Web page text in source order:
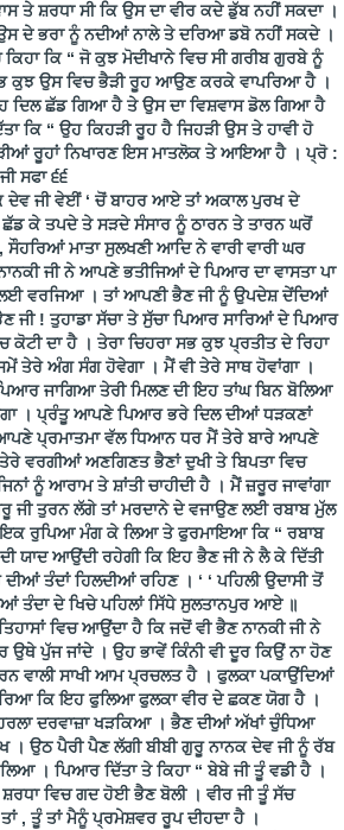
ਤੇ ਸ਼ਰਧਾ ਸੀ ਕਿ ਉਸ ਦਾ ਵੀਰ ਕਦੇ ਡੁੱਬ ਨਹੀਂ ਸਕਦਾ ।
ਦੇ ਭਰਾ ਨੂੰ ਨਦੀਆਂ ਨਾਲੇ ਤੇ ਦਰਿਆ ਡਬੋ ਨਹੀਂ ਸਕਦੇ ।
ਕਿ “ ਜੋ ਕੁਝ ਮੋਦੀਖਾਨੇ ਵਿਚ ਸੀ ਗਰੀਬ ਗੁਰਬੇ ਨੂੰ
ਕੁਝ ਉਸ ਵਿਚ ਭੈੜੀ ਰੂਹ ਆਉਣ ਕਰਕੇ ਵਾਪਰਿਆ ਹੈ ।
ਦਿਲ ਛੱਡ ਗਿਆ ਹੈ ਤੇ ਉਸ ਦਾ ਵਿਸ਼ਵਾਸ ਡੋਲ ਗਿਆ ਹੈ
ਕਿ “ ਉਹ ਕਿਹੜੀ ਰੂਹ ਹੈ ਜਿਹੜੀ ਉਸ ਤੇ ਹਾਵੀ ਹੋ
ਰੂਹਾਂ ਨਿਖਾਰਣ ਇਸ ਮਾਤਲੋਕ ਤੇ ਆਇਆ ਹੈ । ਪ੍ਰੋ :
ਸਫਾ ੬੬
ਦੇਵ ਜੀ ਵੇਈਂ ‘ ਚੋਂ ਬਾਹਰ ਆਏ ਤਾਂ ਅਕਾਲ ਪੁਰਖ ਦੇ
ਕੇ ਤਪਦੇ ਤੇ ਸੜਦੇ ਸੰਸਾਰ ਨੂੰ ਠਾਰਨ ਤੇ ਤਾਰਨ ਘਰੋਂ
ਮਾਤਾ ਸੁਲਖਣੀ ਆਦਿ ਨੇ ਵਾਰੀ ਵਾਰੀ ਘਰ
ਜੀ ਨੇ ਆਪਣੇ ਭਤੀਜਿਆਂ ਦੇ ਪਿਆਰ ਦਾ ਵਾਸਤਾ ਪਾ
ਵਰਜਿਆ । ਤਾਂ ਆਪਣੀ ਭੈਣ ਜੀ ਨੂੰ ਉਪਦੇਸ਼ ਦੇਂਦਿਆਂ
! ਤੁਹਾਡਾ ਸੱਚਾ ਤੇ ਸੁੱਚਾ ਪਿਆਰ ਸਾਰਿਆਂ ਦੇ ਪਿਆਰ
ਦਾ ਹੈ । ਤੇਰਾ ਚਿਹਰਾ ਸਭ ਕੁਝ ਪ੍ਰਤੀਤ ਦੇ ਰਿਹਾ
ਤੇਰੇ ਅੰਗ ਸੰਗ ਹੋਵੇਗਾ । ਮੈਂ ਵੀ ਤੇਰੇ ਸਾਥ ਹੋਵਾਂਗਾ ।
ਜਾਗਿਆ ਤੇਰੀ ਮਿਲਣ ਦੀ ਇਹ ਤਾਂਘ ਬਿਨ ਬੋਲਿਆ
। ਪ੍ਰੰਤੂ ਆਪਣੇ ਪਿਆਰ ਭਰੇ ਦਿਲ ਦੀਆਂ ਧੜਕਣਾਂ
ਪ੍ਰਮਾਤਮਾ ਵੱਲ ਧਿਆਨ ਧਰ ਮੈਂ ਤੇਰੇ ਬਾਰੇ ਆਪਣੇ
ਵਰਗੀਆਂ ਅਣਗਿਣਤ ਭੈਣਾਂ ਦੁਖੀ ਤੇ ਬਿਪਤਾ ਵਿਚ
ਨੂੰ ਆਰਾਮ ਤੇ ਸ਼ਾਂਤੀ ਚਾਹੀਦੀ ਹੈ । ਮੈਂ ਜ਼ਰੂਰ ਜਾਵਾਂਗਾ
ਜੀ ਤੁਰਨ ਲੱਗੇ ਤਾਂ ਮਰਦਾਨੇ ਦੇ ਵਜਾਉਣ ਲਈ ਰਬਾਬ ਮੁੱਲ
ਇਕ ਰੁਪਿਆ ਮੰਗ ਕੇ ਲਿਆ ਤੇ ਫੁਰਮਾਇਆ ਕਿ “ ਰਬਾਬ
ਯਾਦ ਆਉਂਦੀ ਰਹੇਗੀ ਕਿ ਇਹ ਭੈਣ ਜੀ ਨੇ ਲੈ ਕੇ ਦਿੱਤੀ
ਤੰਦਾਂ ਹਿਲਦੀਆਂ ਰਹਿਣ । ‘ ‘ ਪਹਿਲੀ ਉਦਾਸੀ ਤੋਂ
ਤੰਦਾ ਦੇ ਖਿਚੇ ਪਹਿਲਾਂ ਸਿੱਧੇ ਸੁਲਤਾਨਪੁਰ ਆਏ ॥
ਵਿਚ ਆਉਂਦਾ ਹੈ ਕਿ ਜਦੋਂ ਵੀ ਭੈਣ ਨਾਨਕੀ ਜੀ ਨੇ
ਉਥੇ ਪੁੱਜ ਜਾਂਦੇ । ਉਹ ਭਾਵੇਂ ਕਿੰਨੀ ਵੀ ਦੂਰ ਕਿਉਂ ਨਾ ਹੋਣ
ਵਾਲੀ ਸਾਖੀ ਆਮ ਪ੍ਰਚਲਤ ਹੈ । ਫੁਲਕਾ ਪਕਾਉਂਦਿਆਂ
ਕਿ ਇਹ ਫੁਲਿਆ ਫੁਲਕਾ ਵੀਰ ਦੇ ਛਕਣ ਯੋਗ ਹੈ ।
ਦਰਵਾਜ਼ਾ ਖੜਕਿਆ । ਭੈਣ ਦੀਆਂ ਅੱਖਾਂ ਚੁੰਧਿਆ
ਉਠ ਪੈਰੀ ਪੈਣ ਲੱਗੀ ਬੀਬੀ ਗੁਰੂ ਨਾਨਕ ਦੇਵ ਜੀ ਨੂੰ ਰੱਬ
। ਪਿਆਰ ਦਿੱਤਾ ਤੇ ਕਿਹਾ “ ਬੇਬੇ ਜੀ ਤੂੰ ਵਡੀ ਹੈ ।
ਵਿਚ ਗਦ ਹੋਈ ਭੈਣ ਬੋਲੀ । ਵੀਰ ਜੀ ਤੂੰ ਸੱਚ
, ਤੂੰ ਤਾਂ ਮੈਨੂੰ ਪ੍ਰਮੇਸ਼ਵਰ ਰੂਪ ਦੀਹਦਾ ਹੈ ।